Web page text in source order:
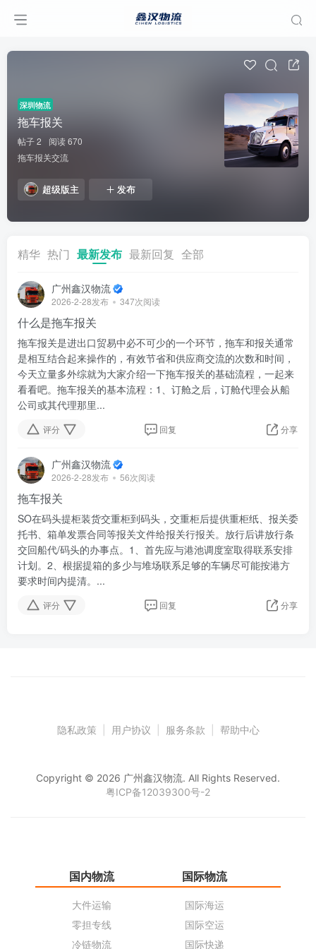
深圳物流
拖车报关
帖子 2
阅读 670
拖车报关交流
超级版主 发布
精华 热门 最新发布 最新回复 全部
广州鑫汉物流
2026-2-28发布 347次阅读
什么是拖车报关
拖车报关是进出口贸易中必不可少的一个环节，拖车和报关通常
是相互结合起来操作的，有效节省和供应商交流的次数和时间，
今天立量多外综就为大家介绍一下拖车报关的基础流程，一起来
看看吧。拖车报关的基本流程：1、订舱之后，订舱代理会从船
公司或其代理那里...
评分 回复 分享
广州鑫汉物流
2026-2-28发布 56次阅读
拖车报关
SO在码头提柜装货交重柜到码头，交重柜后提供重柜纸、报关委
托书、箱单发票合同等报关文件给报关行报关。放行后讲放行条
交回船代/码头的办事点。1、首先应与港池调度室取得联系安排
计划。2、根据提箱的多少与堆场联系足够的车辆尽可能按港方
要求时间内提清。...
评分 回复 分享
隐私政策 用户协议 服务条款 帮助中心
Copyright © 2026 广州鑫汉物流. All Rights Reserved.
粤ICP备12039300号-2
国内物流
大件运输
零担专线
冷链物流
国际物流
国际海运
国际空运
国际快递